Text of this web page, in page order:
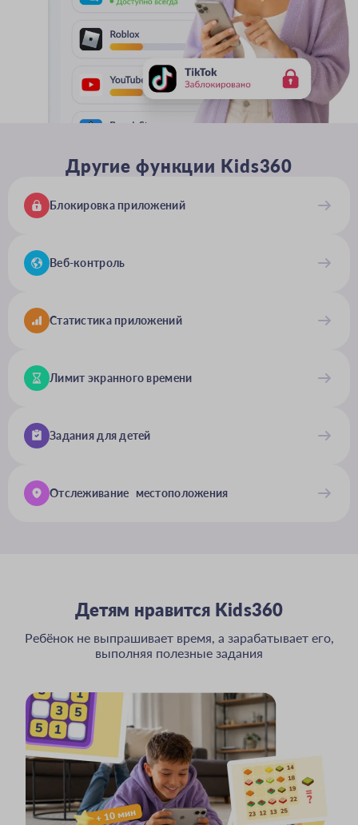
Другие функции Kids360
Блокировка приложений
Веб-контроль
Статистика приложений
Лимит экранного времени
Задания для детей
Отслеживание местоположения
Детям нравится Kids360
Ребёнок не выпрашивает время, а зарабатывает его,
выполняя полезные задания